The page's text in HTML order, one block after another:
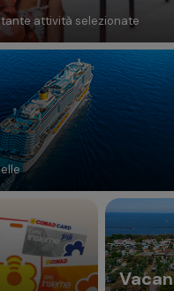
attività selezionate